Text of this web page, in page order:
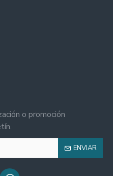
o promoción
ENVIAR